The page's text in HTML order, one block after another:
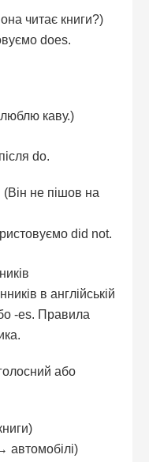
читає книги?)
does.
каву.)
do.
не пішов на
did not.
в англійській
-es. Правила
або
автомобілі)